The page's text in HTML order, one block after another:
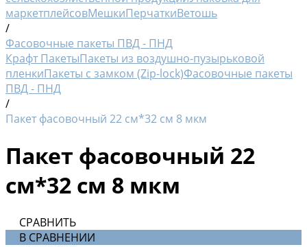
маркетплейсовМешкиПерчаткиВетошь
/
Фасовочные пакеты ПВД - ПНД
Крафт ПакетыПакеты из воздушно-пузырьковой
пленкиПакеты с замком (Zip-lock)Фасовочные пакеты
ПВД - ПНД
/
Пакет фасовочный 22 см*32 см 8 мкм
Пакет фасовочный 22
см*32 см 8 мкм
СРАВНИТЬ
В СРАВНЕНИИ